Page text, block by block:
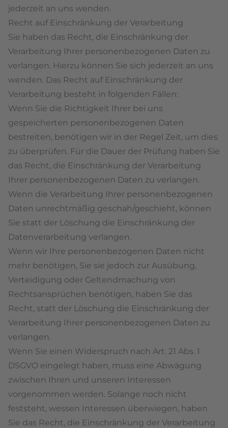
jederzeit an uns wenden.
Recht auf Einschränkung der Verarbeitung
Sie haben das Recht, die Einschränkung der
Verarbeitung Ihrer personenbezogenen Daten zu
verlangen. Hierzu können Sie sich jederzeit an uns
wenden. Das Recht auf Einschränkung der
Verarbeitung besteht in folgenden Fällen:
Wenn Sie die Richtigkeit Ihrer bei uns
gespeicherten personenbezogenen Daten
bestreiten, benötigen wir in der Regel Zeit, um dies
zu überprüfen. Für die Dauer der Prüfung haben Sie
das Recht, die Einschränkung der Verarbeitung
Ihrer personenbezogenen Daten zu verlangen.
Wenn die Verarbeitung Ihrer personenbezogenen
Daten unrechtmäßig geschah/geschieht, können
Sie statt der Löschung die Einschränkung der
Datenverarbeitung verlangen.
Wenn wir Ihre personenbezogenen Daten nicht
mehr benötigen, Sie sie jedoch zur Ausübung,
Verteidigung oder Geltendmachung von
Rechtsansprüchen benötigen, haben Sie das
Recht, statt der Löschung die Einschränkung der
Verarbeitung Ihrer personenbezogenen Daten zu
verlangen.
Wenn Sie einen Widerspruch nach Art. 21 Abs. 1
DSGVO eingelegt haben, muss eine Abwägung
zwischen Ihren und unseren Interessen
vorgenommen werden. Solange noch nicht
feststeht, wessen Interessen überwiegen, haben
Sie das Recht, die Einschränkung der Verarbeitung